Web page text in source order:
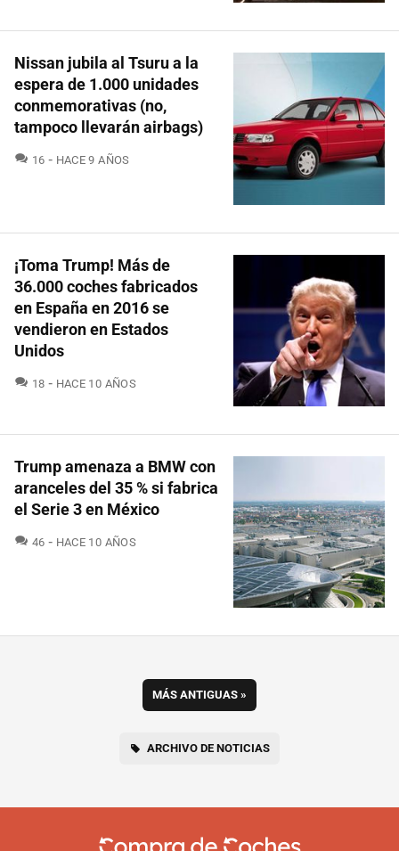
Nissan jubila al Tsuru a la
espera de 1.000 unidades
conmemorativas (no,
tampoco llevarán airbags)
16 COMENTARIOS
HACE 9 AÑOS
¡Toma Trump! Más de
36.000 coches fabricados
en España en 2016 se
vendieron en Estados
Unidos
18 COMENTARIOS
HACE 10 AÑOS
Trump amenaza a BMW con
aranceles del 35 % si fabrica
el Serie 3 en México
46 COMENTARIOS
HACE 10 AÑOS
MÁS ANTIGUAS »
ARCHIVO DE NOTICIAS